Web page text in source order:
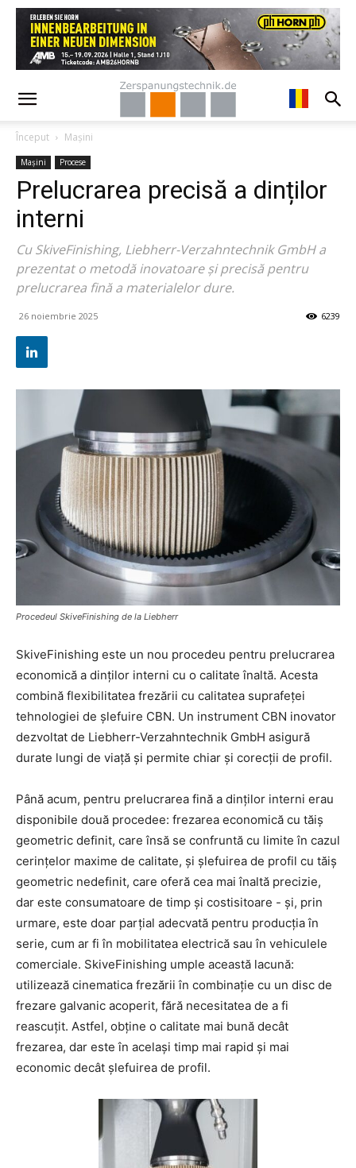
Început Mașini
Mașini Procese
Prelucrarea precisă a dinților
interni
Cu SkiveFinishing, Liebherr-Verzahntechnik GmbH a
prezentat o metodă inovatoare și precisă pentru
prelucrarea fină a materialelor dure.
26 noiembrie 2025 6239
Procedeul SkiveFinishing de la Liebherr
SkiveFinishing este un nou procedeu pentru prelucrarea
economică a dinților interni cu o calitate înaltă. Acesta
combină flexibilitatea frezării cu calitatea suprafeței
tehnologiei de șlefuire CBN. Un instrument CBN inovator
dezvoltat de Liebherr-Verzahntechnik GmbH asigură
durate lungi de viață și permite chiar și corecții de profil.
Până acum, pentru prelucrarea fină a dinților interni erau
disponibile două procedee: frezarea economică cu tăiș
geometric definit, care însă se confruntă cu limite în cazul
cerințelor maxime de calitate, și șlefuirea de profil cu tăiș
geometric nedefinit, care oferă cea mai înaltă precizie,
dar este consumatoare de timp și costisitoare - și, prin
urmare, este doar parțial adecvată pentru producția în
serie, cum ar fi în mobilitatea electrică sau în vehiculele
comerciale. SkiveFinishing umple această lacună:
utilizează cinematica frezării în combinație cu un disc de
frezare galvanic acoperit, fără necesitatea de a fi
reascuțit. Astfel, obține o calitate mai bună decât
frezarea, dar este în același timp mai rapid și mai
economic decât șlefuirea de profil.